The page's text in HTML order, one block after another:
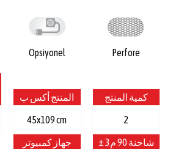
Opsiyonel Perfore
المنتج أكس ب
45x109 cm
كمية المنتج
2
جهاز كمبيوتر
شاحنة 90 م3 ±